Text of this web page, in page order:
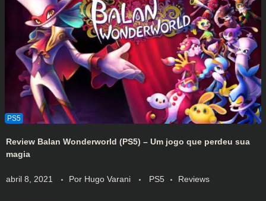
Review Balan Wonderworld (PS5) – Um jogo que perdeu sua
magia
abril 8, 2021 Por Hugo Varani PS5 Reviews